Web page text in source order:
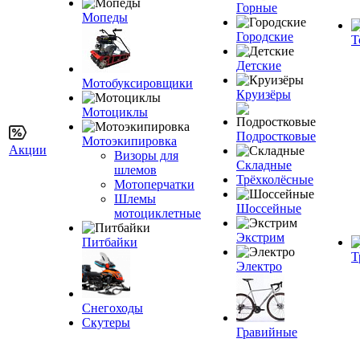
Акции
Мопеды
Мотобуксировщики
Мотоциклы
Мотоэкипировка
Визоры для
шлемов
Мотоперчатки
Шлемы
мотоциклетные
Питбайки
Снегоходы
Скутеры
Горные
Городские
Детские
Круизёры
Подростковые
Складные
Трёхколёсные
Шоссейные
Экстрим
Электро
Гравийные